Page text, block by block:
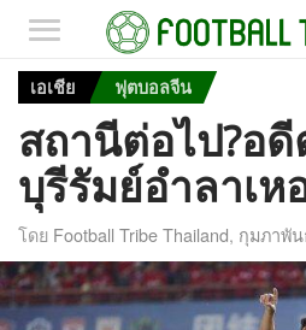
เอเชีย ฟุตบอลจีน
สถานีต่อไป?อ
บุรีรัมย์อำลาเ
โดย Football Tribe Thailand, กุมภาพัน